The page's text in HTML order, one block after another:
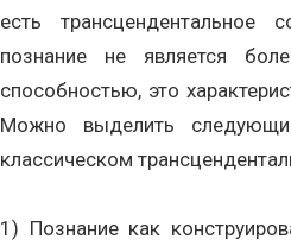
есть трансцендентальное
познание не является
способностью, это
Можно выделить
классическом
1) Познание как